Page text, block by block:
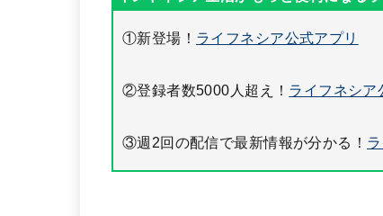
①新登場！ ライフネシア公式アプリ
②登録者数5000人超え！ ライフネシア
③週2回の配信で最新情報が分かる！